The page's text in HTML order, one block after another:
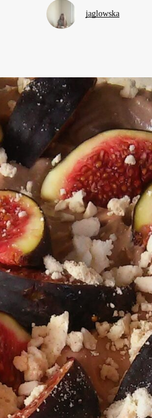
jaglowska